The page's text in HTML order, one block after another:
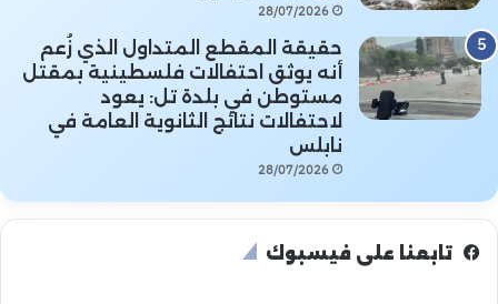
28/07/2026
حقيقة المقطع المتداول الذي زُعم
أنه يوثق احتفالات فلسطينية بمقتل
مستوطن في بلدة تل: يعود
لاحتفالات نتائج الثانوية العامة في
نابلس
28/07/2026
تابعنا على فيسبوك